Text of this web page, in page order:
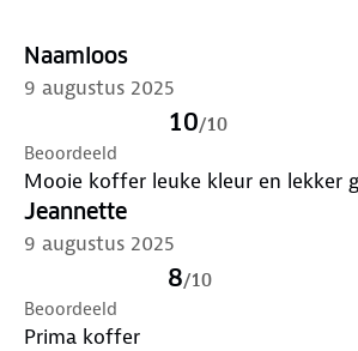
✓ Gevoerd interieur met pakbanden
afgesloten ritsvak van mesh
* De Transportation Security
een agentschap van het
Binnenlandse Veiligheid (Homeland
gezag over de veiligheid van de
Verenigde Staten uitoefent. TSA-
Naamloos
9 augustus 2025
10/10
Beoordeeld
Mooie koffer leuke kleur en lekker
Jeannette
9 augustus 2025
8/10
Beoordeeld
Prima koffer